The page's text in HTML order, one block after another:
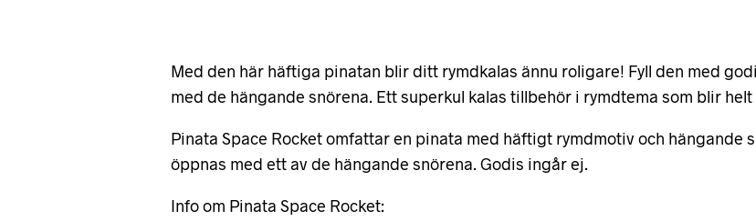
Med den här häftiga pinatan blir ditt rymdkalas ännu roligare! Fyll den med
med de hängande snörena. Ett superkul kalas tillbehör i rymdtema som blir
Pinata Space Rocket omfattar en pinata med häftigt rymdmotiv och hängande
öppnas med ett av de hängande snörena. Godis ingår ej.
Info om Pinata Space Rocket: